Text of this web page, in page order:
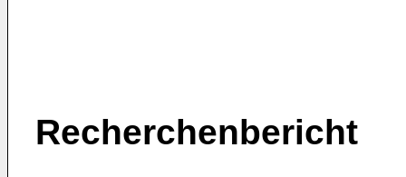
Recherchenbericht